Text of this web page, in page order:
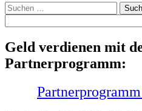
Suchen
nach:
Geld verdienen mit
Partnerprogramm: